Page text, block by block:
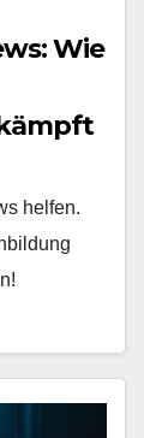
Wie
helfen.